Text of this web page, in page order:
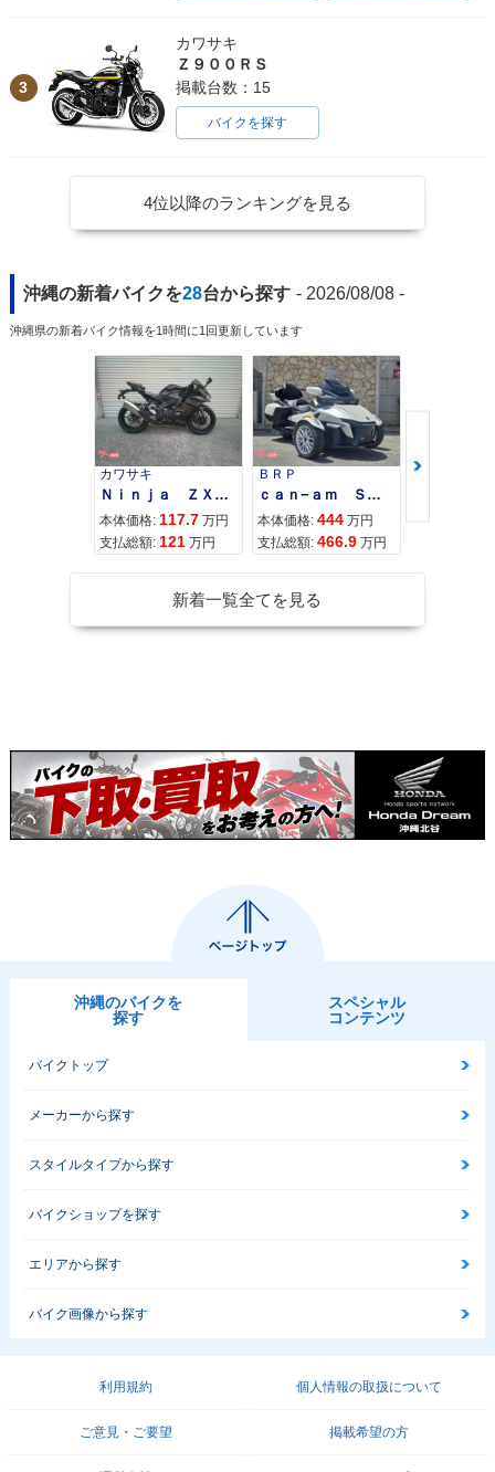
3
カワサキ
Ｚ９００ＲＳ
掲載台数：15
バイクを探す
4位以降のランキングを見る
沖縄の新着バイクを28台から探す - 2026/08/08 -
沖縄県の新着バイク情報を1時間に1回更新しています
カワサキ
Ｎｉｎｊａ ＺＸ−４Ｒ ＳＥ
本体価格: 117.7 万円
支払総額: 121 万円
ＢＲＰ
ｃａｎ−ａｍ ＳＰＹＤＥＲ ＲＴ ＬＩＭＩＴＥＤ
本体価格: 444 万円
支払総額: 466.9 万円
スズキ
本体価格:
新着一覧全てを見る
沖縄のバイクを
探す
スペシャル
コンテンツ
バイクトップ
メーカーから探す
スタイルタイプから探す
バイクショップを探す
エリアから探す
バイク画像から探す
利用規約 個人情報の取扱について
ご意見・ご要望 掲載希望の方